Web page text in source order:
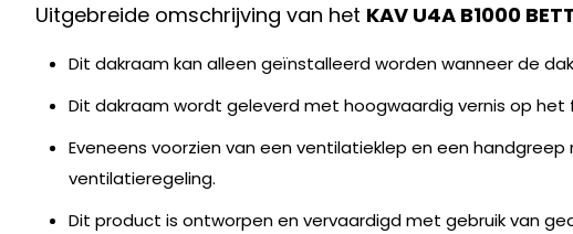
Uitgebreide omschrijving van het KAV U4A B1000
Dit dakraam kan alleen geïnstalleerd worden wanneer de
Dit dakraam wordt geleverd met hoogwaardig vernis op
Eveneens voorzien van een ventilatieklep en een
ventilatieregeling.
Dit product is ontworpen en vervaardigd met gebruik van